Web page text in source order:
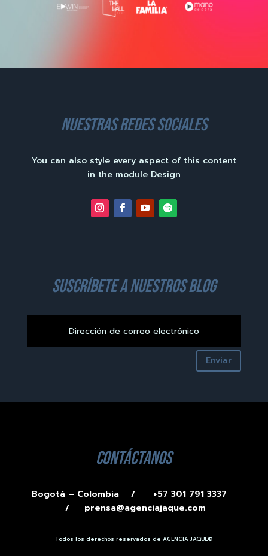
nuestras redes sociales
You can also style every aspect of this content
in the module Design
suscríbete a nuestros blog
Enviar
contáctanos
Bogotá – Colombia /
+57 301 791 3337
/ prensa@agenciajaque.com
Todos los derechos reservados de AGENCIA JAQUE®